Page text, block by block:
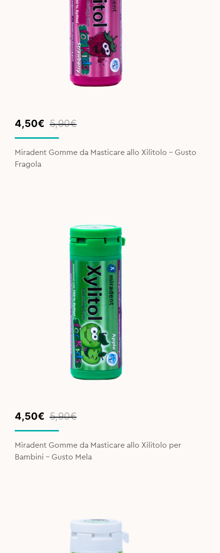
5,90€
Original
price
was:
5,90€.
4,50€
Current
price
is:
4,50€.
Miradent Gomme da Masticare allo Xilitolo - Gusto
Fragola
5,90€
Original
price
was:
5,90€.
4,50€
Current
price
is:
4,50€.
Miradent Gomme da Masticare allo Xilitolo per
Bambini - Gusto Mela